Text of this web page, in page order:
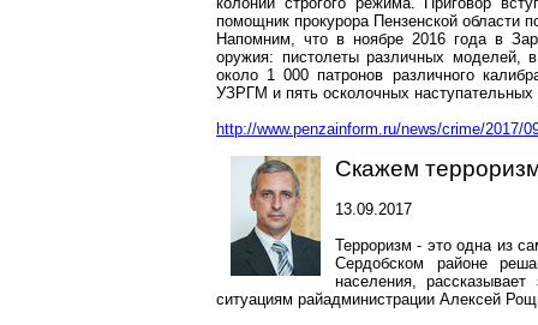
помощник прокурора Пензенской
Напомним, что в ноябре 2016 года в
оружия: пистолеты различных моделей,
около 1 000 патронов различного
УЗРГМ и пять осколочных наступательных
http://www.penzainform.ru/news/crime/2017/
Скажем
13.09.2017
Терроризм - это одна из
Сердобском районе
населения,
ситуациям райадминистрации Алексей